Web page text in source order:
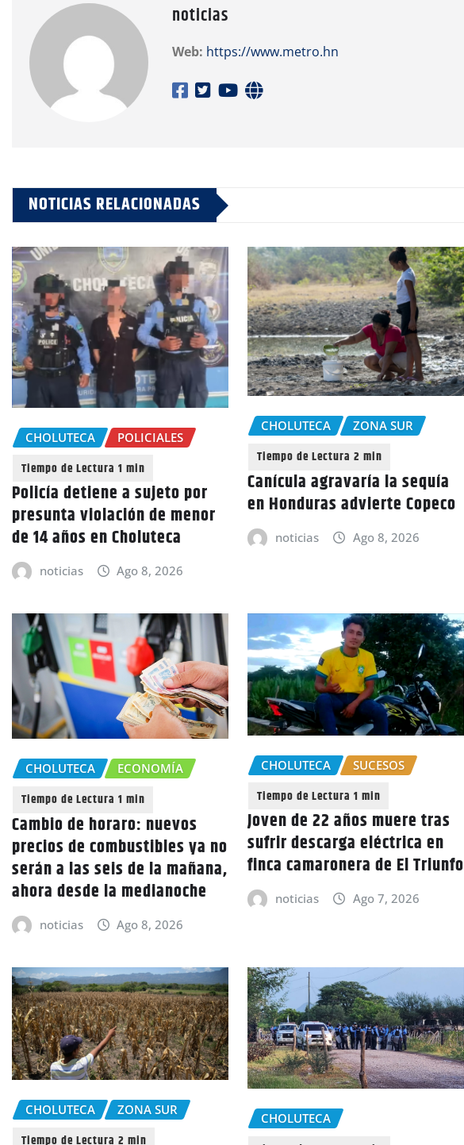
noticias
Web: https://www.metro.hn
NOTICIAS RELACIONADAS
CHOLUTECA POLICIALES
Policía detiene a sujeto por
presunta violación de menor
de 14 años en Choluteca
noticias Ago 8, 2026
CHOLUTECA ZONA SUR
Canícula agravaría la sequía
en Honduras advierte Copeco
noticias Ago 8, 2026
CHOLUTECA ECONOMÍA
Cambio de horaro: nuevos
precios de combustibles ya no
serán a las seis de la mañana,
ahora desde la medianoche
noticias Ago 8, 2026
CHOLUTECA SUCESOS
Joven de 22 años muere tras
sufrir descarga eléctrica en
finca camaronera de El Triunfo
noticias Ago 7, 2026
CHOLUTECA ZONA SUR
CHOLUTECA